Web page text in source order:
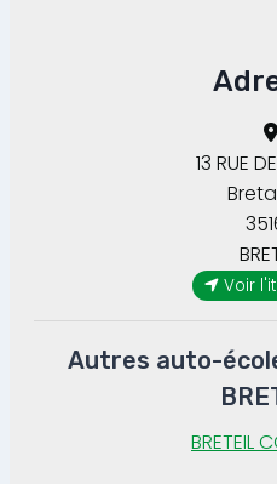
13 RUE
Voir
Autres auto-
BRETEIL